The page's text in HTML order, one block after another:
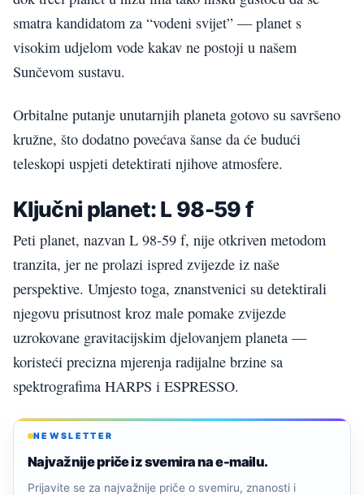
smatra kandidatom za “vodeni svijet” — planet s
visokim udjelom vode kakav ne postoji u našem
Sunčevom sustavu.
Orbitalne putanje unutarnjih planeta gotovo su savršeno
kružne, što dodatno povećava šanse da će budući
teleskopi uspjeti detektirati njihove atmosfere.
Ključni planet: L 98-59 f
Peti planet, nazvan L 98-59 f, nije otkriven metodom
tranzita, jer ne prolazi ispred zvijezde iz naše
perspektive. Umjesto toga, znanstvenici su detektirali
njegovu prisutnost kroz male pomake zvijezde
uzrokovane gravitacijskim djelovanjem planeta —
koristeći precizna mjerenja radijalne brzine sa
spektrografima HARPS i ESPRESSO.
NEWSLETTER
Najvažnije priče iz svemira na e-mailu.
Prijavite se za najvažnije priče o svemiru, znanosti i